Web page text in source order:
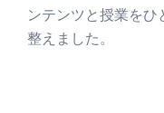
ンテンツと授業を
整えました。